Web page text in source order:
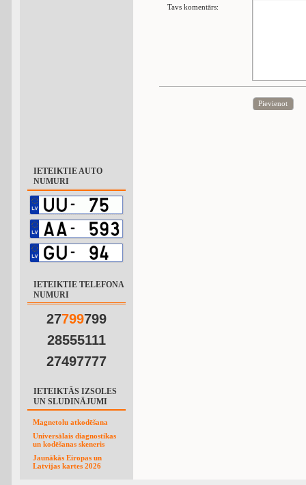
IETEIKTIE AUTO
NUMURI
IETEIKTIE TELEFONA
NUMURI
27799799
28555111
27497777
IETEIKTĀS IZSOLES
UN SLUDINĀJUMI
Magnetolu atkodēšana
Universālais diagnostikas
un kodēšanas skeneris
Jaunākās Eiropas un
Latvijas kartes 2026
Tavs komentārs:
Pievienot